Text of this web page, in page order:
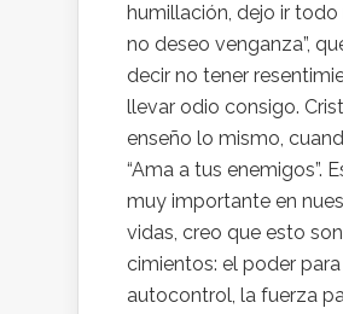
humillación, dejo ir todo
no deseo venganza”,
decir no tener
llevar odio consigo.
enseño lo mismo,
“Ama a tus enemigos”.
muy importante en
vidas, creo que esto
cimientos: el poder
autocontrol, la fuerza